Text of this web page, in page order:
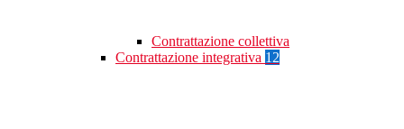
Contrattazione collettiva
Contrattazione integrativa 12